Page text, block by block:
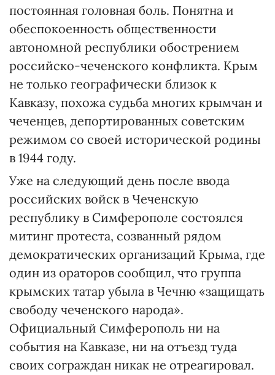
постоянная головная боль. Понятна и
обеспокоенность общественности
автономной республики обострением
российско-чеченского конфликта. Крым
не только географически близок к
Кавказу, похожа судьба многих крымчан и
чеченцев, депортированных советским
режимом со своей исторической родины
в 1944 году.
Уже на следующий день после ввода
российских войск в Чеченскую
республику в Симферополе состоялся
митинг протеста, созванный рядом
демократических организаций Крыма, где
один из ораторов сообщил, что группа
крымских татар убыла в Чечню «защищать
свободу чеченского народа».
Официальный Симферополь ни на
события на Кавказе, ни на отъезд туда
своих сограждан никак не отреагировал.